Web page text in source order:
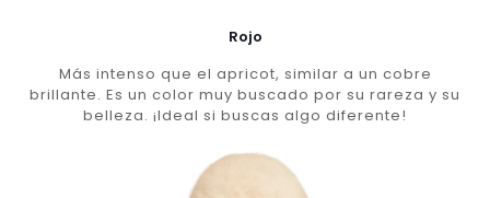
Rojo
Más intenso que el apricot, similar a un cobre
brillante. Es un color muy buscado por su rareza y su
belleza. ¡Ideal si buscas algo diferente!